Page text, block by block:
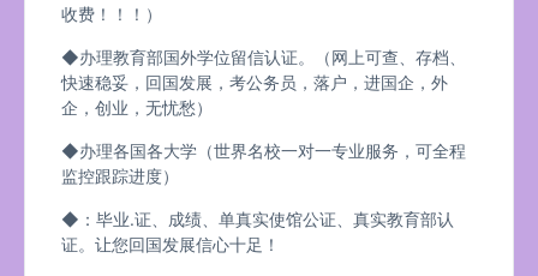
收费！！！）
◆办理教育部国外学位留信认证。（网上可查、存档、
快速稳妥，回国发展，考公务员，落户，进国企，外
企，创业，无忧愁）
◆办理各国各大学（世界名校一对一专业服务，可全程
监控跟踪进度）
◆：毕业.证、成绩、单真实使馆公证、真实教育部认
证。让您回国发展信心十足！